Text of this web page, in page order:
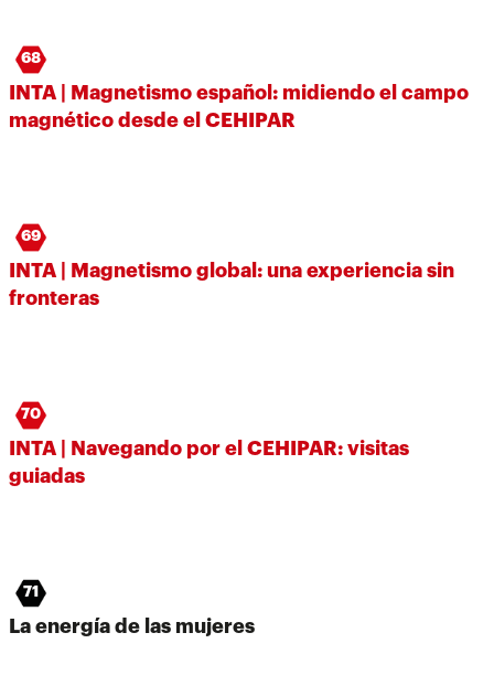
68
INTA | Magnetismo español: midiendo el campo
magnético desde el CEHIPAR
69
INTA | Magnetismo global: una experiencia sin
fronteras
70
INTA | Navegando por el CEHIPAR: visitas
guiadas
71
La energía de las mujeres